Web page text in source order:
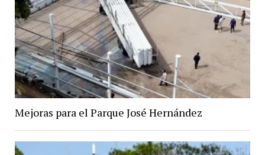
Mejoras para el Parque José Hernández